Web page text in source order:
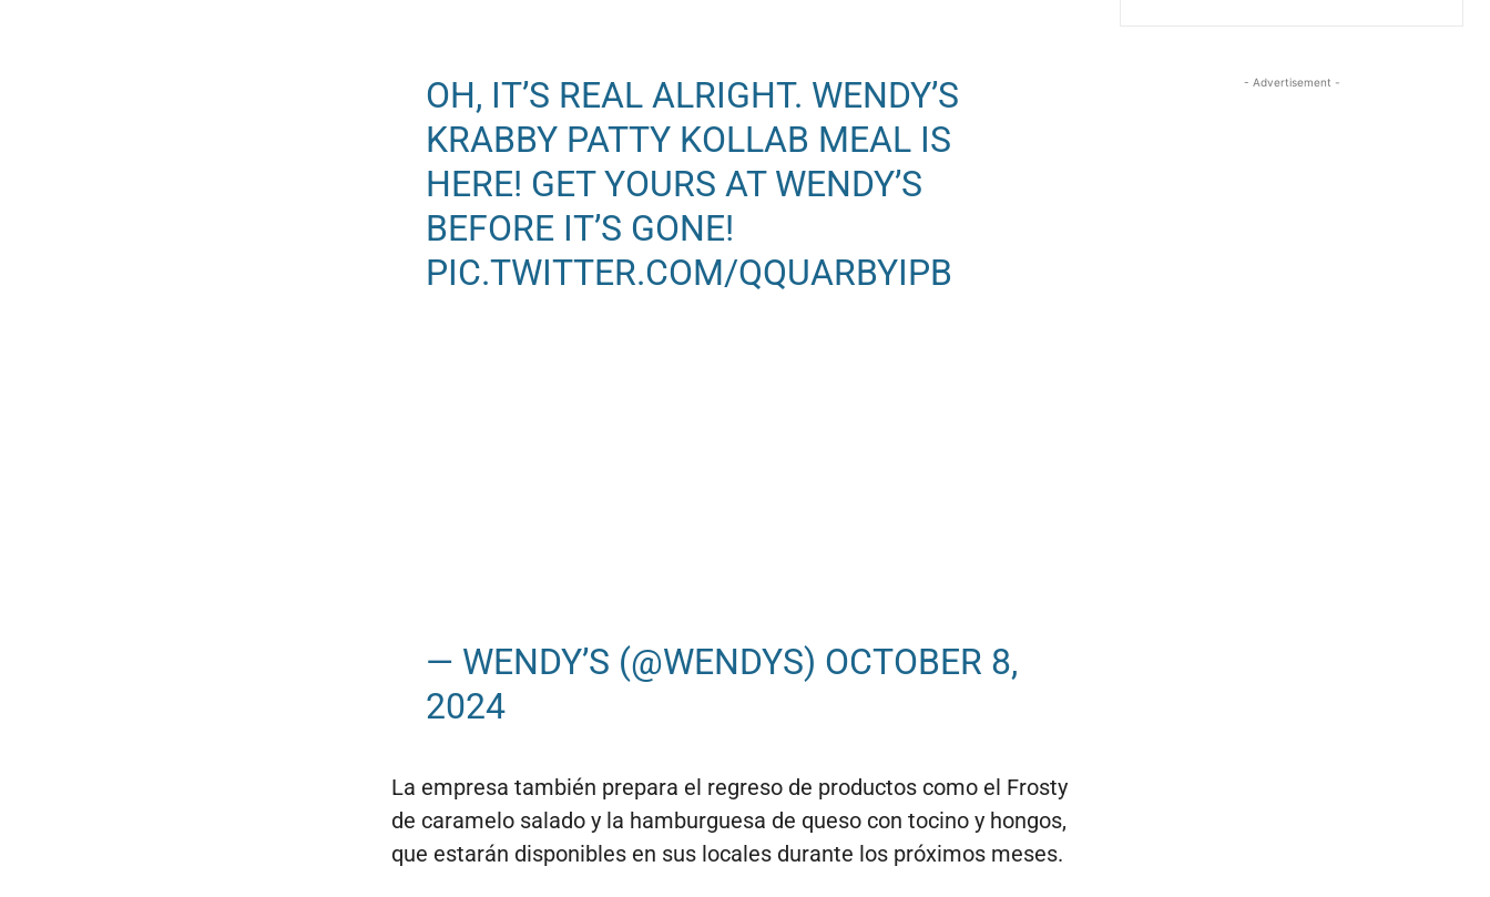
OH, IT’S REAL ALRIGHT. WENDY’S
KRABBY PATTY KOLLAB MEAL IS
HERE! GET YOURS AT WENDY’S
BEFORE IT’S GONE!
PIC.TWITTER.COM/QQUARBYIPB
— WENDY’S (@WENDYS) OCTOBER 8,
2024
La empresa también prepara el regreso de productos como el Frosty
de caramelo salado y la hamburguesa de queso con tocino y hongos,
que estarán disponibles en sus locales durante los próximos meses.
- Advertisement -